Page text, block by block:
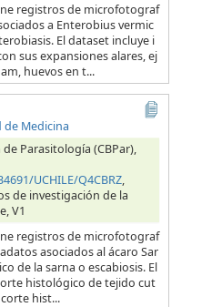
registros de microfotograf
a Enterobius vermic
El dataset incluye i
sus expansiones alares, ej
huevos en t...
de Medicina
Parasitología (CBPar),
UCHILE/Q4CBRZ,
de investigación de la
V1
registros de microfotograf
asociados al ácaro Sar
de la sarna o escabiosis. El
histológico de tejido cut
hist...